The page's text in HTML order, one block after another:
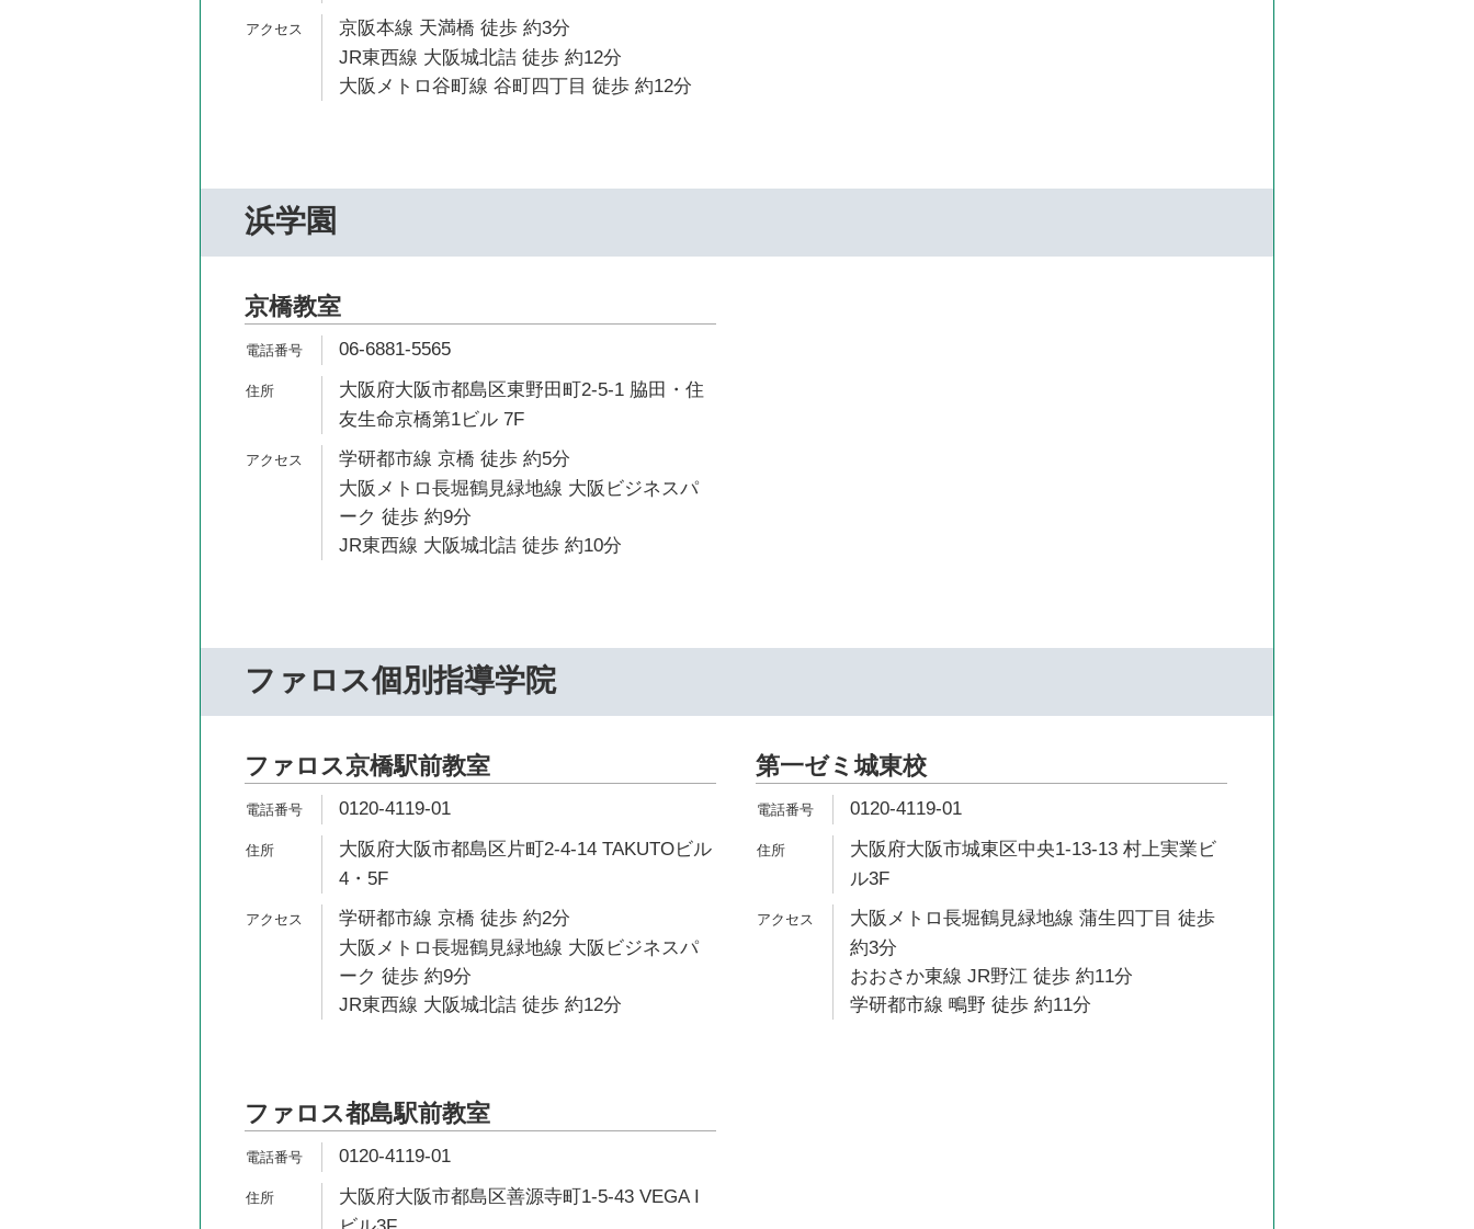
京阪本線 天満橋 徒歩 約3分
JR東西線 大阪城北詰 徒歩 約12分
大阪メトロ谷町線 谷町四丁目 徒歩 約12分
浜学園
京橋教室
06-6881-5565
大阪府大阪市都島区東野田町2-5-1 脇田・住
友生命京橋第1ビル 7F
学研都市線 京橋 徒歩 約5分
大阪メトロ長堀鶴見緑地線 大阪ビジネスパ
ーク 徒歩 約9分
JR東西線 大阪城北詰 徒歩 約10分
ファロス個別指導学院
ファロス京橋駅前教室
0120-4119-01
大阪府大阪市都島区片町2-4-14 TAKUTOビル
4・5F
学研都市線 京橋 徒歩 約2分
大阪メトロ長堀鶴見緑地線 大阪ビジネスパ
ーク 徒歩 約9分
JR東西線 大阪城北詰 徒歩 約12分
第一ゼミ城東校
0120-4119-01
大阪府大阪市城東区中央1-13-13 村上実業ビ
ル3F
大阪メトロ長堀鶴見緑地線 蒲生四丁目 徒歩
約3分
おおさか東線 JR野江 徒歩 約11分
学研都市線 鴫野 徒歩 約11分
ファロス都島駅前教室
0120-4119-01
大阪府大阪市都島区善源寺町1-5-43 VEGA I